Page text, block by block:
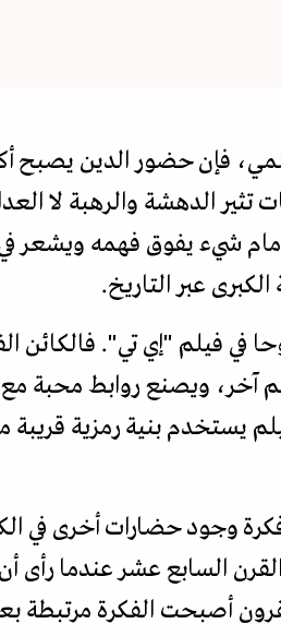
فإن حضور الدين يصبح
تثير الدهشة والرهبة لا
شيء يفوق فهمه ويشعر
عبر التاريخ.
في فيلم "إي تي".
آخر، ويصنع روابط محبة
يستخدم بنية رمزية
فكرة وجود حضارات أخرى في
القرن السابع عشر عندما
أصبحت الفكرة مرتبطة